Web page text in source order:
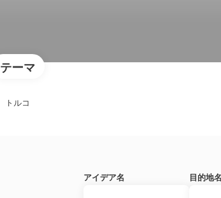
テーマ
トルコ
アイデア名 目的地名